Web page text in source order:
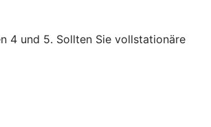
4 und 5. Sollten Sie vollstationäre